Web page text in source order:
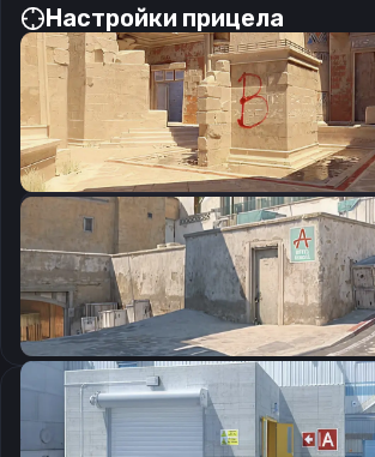
Настройки прицела
CSGO-yuUbV-jh8Bn-Mw2Sd-j3KoB-
Скопировать
Настройки мыши
DPI: